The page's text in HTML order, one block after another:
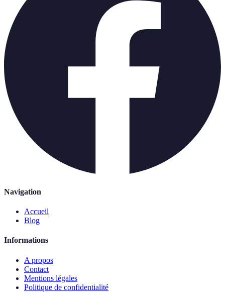
Navigation
Accueil
Blog
Informations
A propos
Contact
Mentions légales
Politique de confidentialité